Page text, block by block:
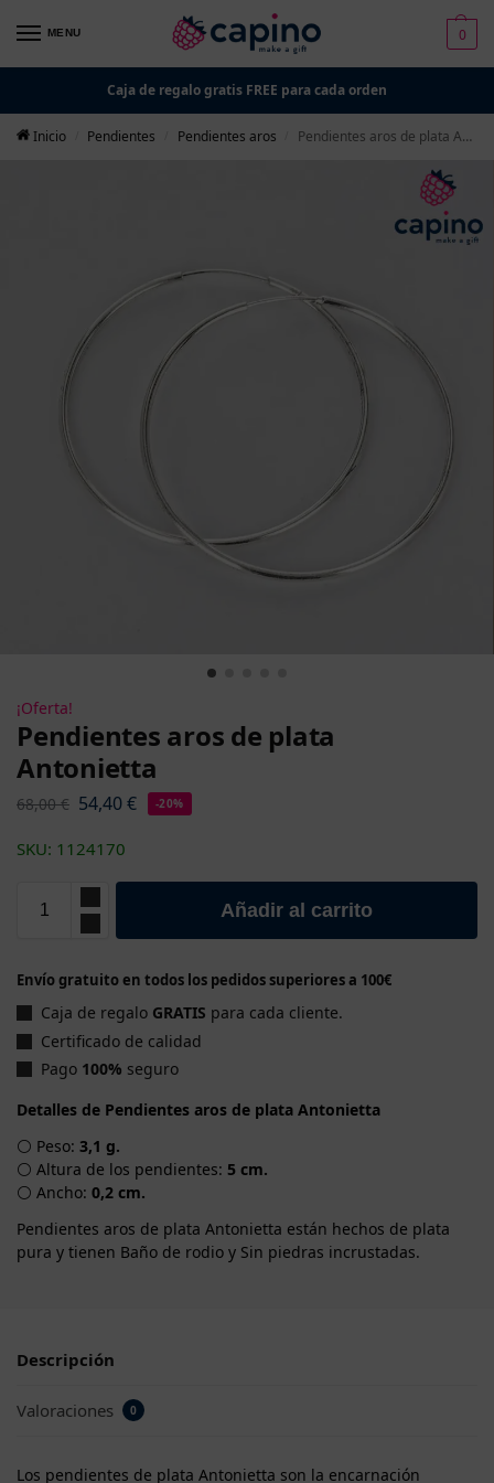
MENU 0
Caja de regalo gratis FREE para cada orden
Inicio Pendientes Pendientes aros Pendientes aros de plata Antonietta
¡Oferta!
Pendientes aros de plata
Antonietta
68,00€ 54,40€ -20%
SKU: 1124170
Añadir al carrito
Envío gratuito en todos los pedidos superiores a 100€
Caja de regalo GRATIS para cada cliente.
Certificado de calidad
Pago 100% seguro
Detalles de Pendientes aros de plata Antonietta
⚪ Peso: 3,1 g.
⚪ Altura de los pendientes: 5 cm.
⚪ Ancho: 0,2 cm.
Pendientes aros de plata Antonietta están hechos de plata
pura y tienen Baño de rodio y Sin piedras incrustadas.
Descripción
Valoraciones 0
Los pendientes de plata Antonietta son la encarnación